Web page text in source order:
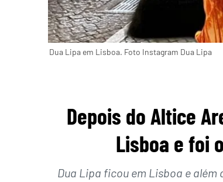
Dua Lipa em Lisboa. Foto Instagram Dua Lipa
Depois do Altice
Lisboa e foi
Dua Lipa ficou em Lisboa e